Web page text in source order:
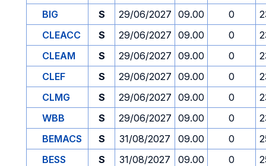
BIG
S 29/06/2027 09.00 0
CLEACC
S 29/06/2027 09.00 0
CLEAM
S 29/06/2027 09.00 0
CLEF
S 29/06/2027 09.00 0
CLMG
S 29/06/2027 09.00 0
WBB
S 29/06/2027 09.00 0
BEMACS
S 31/08/2027 09.00 0
BESS
S 31/08/2027 09.00 0